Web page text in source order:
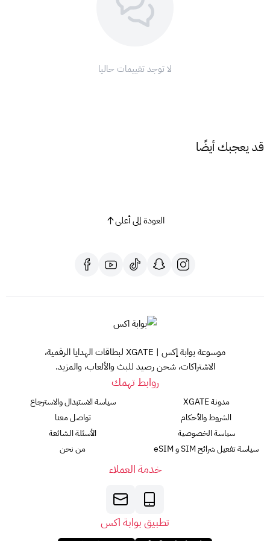
3. لا يمكن استخدام قسيمة الشحن كطريقة دفع، ويجب شحنها على
القسيمة في محفظة كريم.
سلسة وخالية من المتاعب!
لا توجد تقييمات حاليا
قد يعجبك أيضًا
العودة إلى أعلى
موسوعة بوابة إكس | XGATE لبطاقات الهدايا الرقمية،
الاشتراكات، شحن رصيد للبث والألعاب، والمزيد.
روابط تهمك
مدونة XGATE
الشروط والأحكام
سياسة الخصوصية
سياسة تفعيل شرائح SIM و eSIM
سياسة الاستبدال والاسترجاع
تواصل معنا
الأسئلة الشائعة
من نحن
خدمة العملاء
تطبيق بوابة اكس